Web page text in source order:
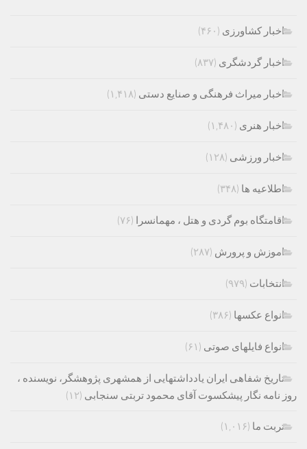
اخبار کشاورزی (۴۶۰)
اخبار گردشگری (۸۳۷)
اخبار میراث فرهنگی و صنایع دستی (۱,۴۱۸)
اخبار هنری (۱,۴۸۰)
اخبار ورزشی (۱۲۸)
اطلاعیه ها (۳۴۸)
اقامتگاه بوم گردی و هتل ، مهمانسرا (۷۶)
اموزش و پرورش (۲۸۷)
انتخابات (۹۷۹)
انواع عکسها (۳۸۶)
انواع فایلهای صوتی (۶۱)
تاریخ شفاهی ایران یادداشتهایی از همشهری پژوهشگر، نویسنده ،
روز نامه نگار پیشکسوت آقای محمود تربتی سنجابی (۱۲)
تربت ما (۱,۰۱۶)